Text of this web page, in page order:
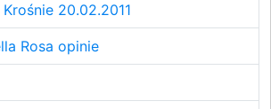
20.02.2011
Rosa opinie